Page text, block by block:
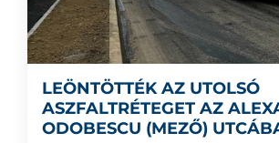
LEÖNTÖTTÉK AZ UTOLSÓ
ASZFALTRÉTEGET AZ
ODOBESCU (MEZŐ)